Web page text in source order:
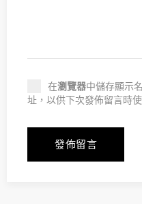
在瀏覽器中儲存顯示
址，以供下次發佈留言時使